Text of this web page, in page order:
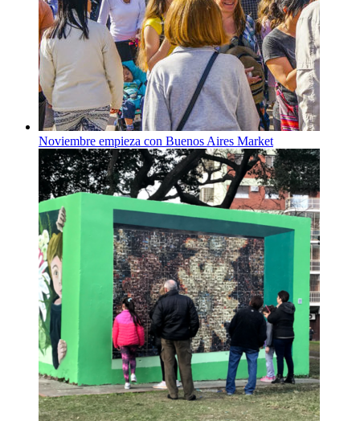
Noviembre empieza con Buenos Aires Market